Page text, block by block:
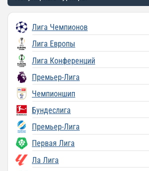
Лига Чемпионов
Лига Европы
Лига Конференций
Премьер-Лига
Чемпионшип
Бундеслига
Премьер-Лига
Первая Лига
Ла Лига